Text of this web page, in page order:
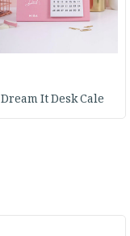
Dream It Desk Cale